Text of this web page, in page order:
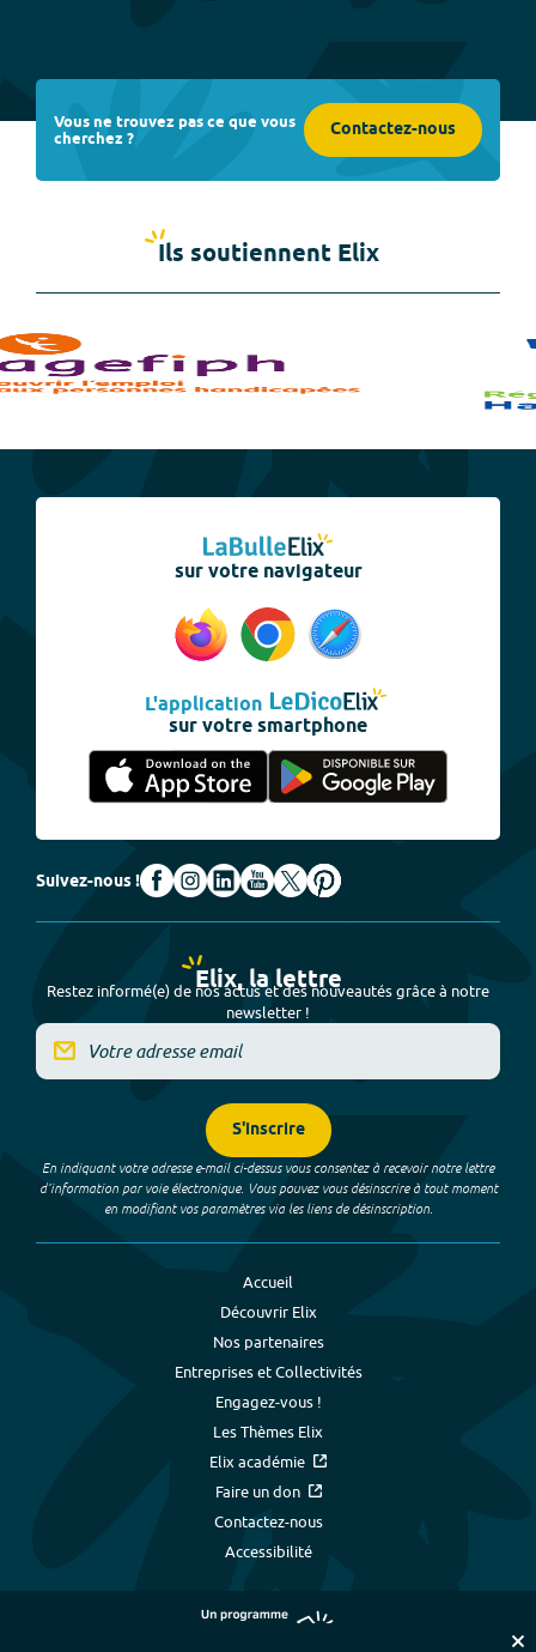
Vous ne trouvez pas ce que vous
cherchez ? Contactez-nous
Ils soutiennent Elix
sur votre navigateur
L'application
sur votre smartphone
Suivez-nous !
Elix, la lettre
Restez informé(e) de nos actus et des nouveautés grâce à notre
newsletter !
S'inscrire
En indiquant votre adresse e-mail ci-dessus vous consentez à recevoir notre lettre
d’information par voie électronique. Vous pouvez vous désinscrire à tout moment
en modifiant vos paramètres via les liens de désinscription.
Accueil
Découvrir Elix
Nos partenaires
Entreprises et Collectivités
Engagez-vous !
Les Thèmes Elix
Elix académie
Faire un don
Contactez-nous
Accessibilité